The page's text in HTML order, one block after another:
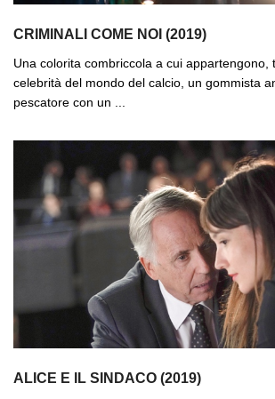
CRIMINALI COME NOI (2019)
Una colorita combriccola a cui appartengono,
celebrità del mondo del calcio, un gommista
pescatore con un ...
ALICE E IL SINDACO (2019)